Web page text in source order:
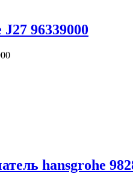
96339000
hansgrohe